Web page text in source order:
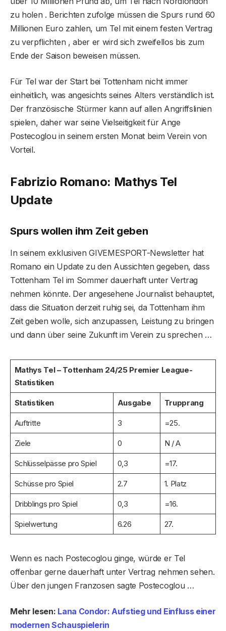
zu holen . Berichten zufolge müssen die Spurs rund 60
Millionen Euro zahlen, um Tel mit einem festen Vertrag
zu verpflichten , aber er wird sich zweifellos bis zum
Ende der Saison beweisen müssen.
Für Tel war der Start bei Tottenham nicht immer
einheitlich, was angesichts seines Alters verständlich ist.
Der französische Stürmer kann auf allen Angriffslinien
spielen, daher war seine Vielseitigkeit für Ange
Postecoglou in seinem ersten Monat beim Verein von
Vorteil.
Fabrizio Romano: Mathys Tel
Update
Spurs wollen ihm Zeit geben
In seinem exklusiven GIVEMESPORT-Newsletter hat
Romano ein Update zu den Aussichten gegeben, dass
Tottenham Tel im Sommer dauerhaft unter Vertrag
nehmen könnte. Der angesehene Journalist behauptet,
dass die Situation derzeit ruhig sei, da Tottenham ihm
Zeit geben wolle, sich anzupassen, Leistung zu bringen
und dann über seine Zukunft im Verein zu sprechen …
Mathys Tel – Tottenham 24/25 Premier League-
Statistiken
Statistiken Ausgabe Trupprang
Auftritte 3 =25.
Ziele 0 N / A
Schlüsselpässe pro Spiel 0,3 =17.
Schüsse pro Spiel 2.7 1. Platz
Dribblings pro Spiel 0,3 =16.
Spielwertung 6.26 27.
Wenn es nach Postecoglou ginge, würde er Tel
offenbar gerne dauerhaft unter Vertrag nehmen sehen.
Über den jungen Franzosen sagte Postecoglou …
Mehr lesen: Lana Condor: Aufstieg und Einfluss einer
modernen Schauspielerin